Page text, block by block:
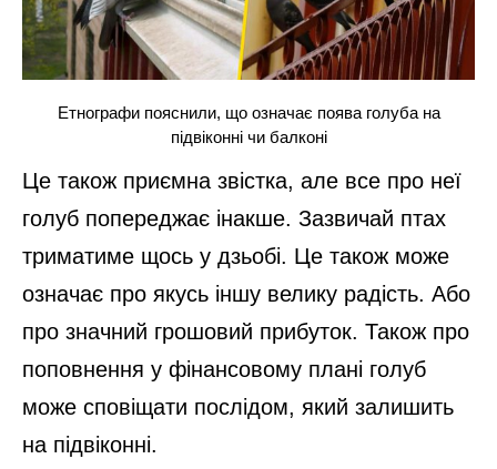
Етнографи пояснили, що означає поява голуба на
підвіконні чи балконі
Це також приємна звістка, але все про неї
голуб попереджає інакше. Зазвичай птах
триматиме щось у дзьобі. Це також може
означає про якусь іншу велику радість. Або
про значний грошовий прибуток. Також про
поповнення у фінансовому плані голуб
може сповіщати послідом, який залишить
на підвіконні.